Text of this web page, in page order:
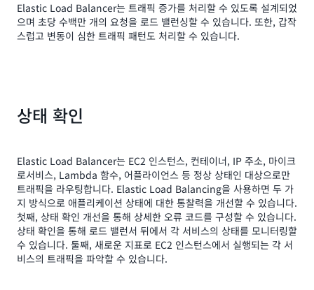
Elastic Load Balancer는 트래픽 증가를 처리할 수 있도록 설계되었
으며 초당 수백만 개의 요청을 로드 밸런싱할 수 있습니다. 또한, 갑작
스럽고 변동이 심한 트래픽 패턴도 처리할 수 있습니다.
상태 확인
Elastic Load Balancer는 EC2 인스턴스, 컨테이너, IP 주소, 마이크
로서비스, Lambda 함수, 어플라이언스 등 정상 상태인 대상으로만
트래픽을 라우팅합니다. Elastic Load Balancing을 사용하면 두 가
지 방식으로 애플리케이션 상태에 대한 통찰력을 개선할 수 있습니다.
첫째, 상태 확인 개선을 통해 상세한 오류 코드를 구성할 수 있습니다.
상태 확인을 통해 로드 밸런서 뒤에서 각 서비스의 상태를 모니터링할
수 있습니다. 둘째, 새로운 지표로 EC2 인스턴스에서 실행되는 각 서
비스의 트래픽을 파악할 수 있습니다.